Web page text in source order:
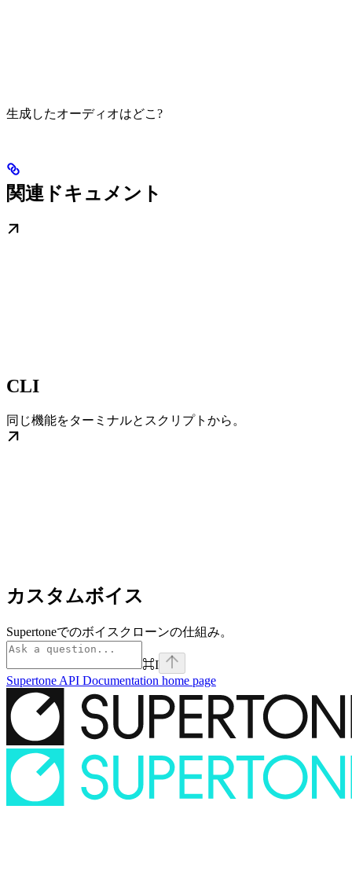
生成したオーディオはどこ?
関連ドキュメント
CLI
同じ機能をターミナルとスクリプトから。
カスタムボイス
Supertoneでのボイスクローンの仕組み。
⌘I
Supertone API Documentation home page